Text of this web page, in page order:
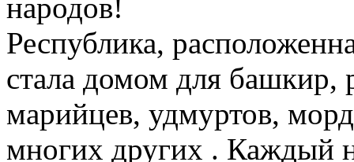
народов!
Республика,
стала домом для башкир,
марийцев, удмуртов,
многих других . Каждый